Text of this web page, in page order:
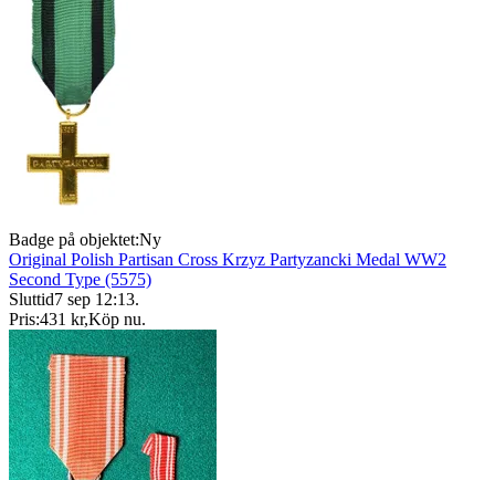
Badge på objektet:Ny
Original Polish Partisan Cross Krzyz Partyzancki Medal WW2
Second Type (5575)
Sluttid7 sep 12:13.
Pris:431 kr,Köp nu.